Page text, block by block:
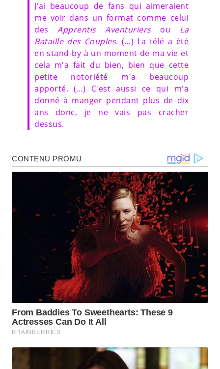
J'ai beaucoup de fans qui aimeraient
me voir dans un format comme celui
desApprentis Aventuriersou La
Bataille des Couples. (…) La télé a été
en stand-by à un moment de ma vie et
cela m'a fait du bien, bien que cette
petite notoriété m'a beaucoup
apporté. (…) C'est aussi ce qui m'a
donné à manger pendant plus de dix
ans donc, je ne vais pas cracher
dessus.